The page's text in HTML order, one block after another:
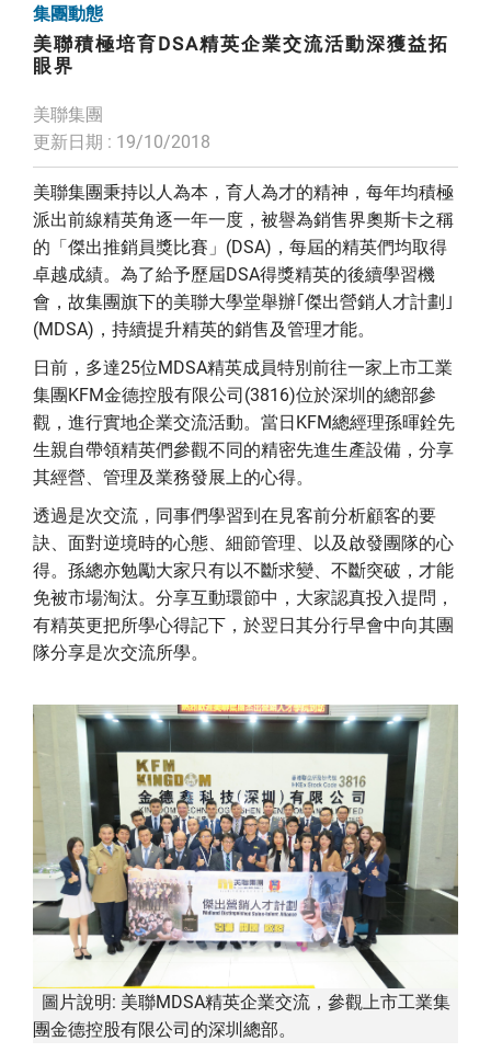
集團動態
美聯積極培育DSA精英企業交流活動深獲益拓
眼界
美聯集團
更新日期 : 19/10/2018
美聯集團秉持以人為本，育人為才的精神，每年均積極
派出前線精英角逐一年一度，被譽為銷售界奧斯卡之稱
的「傑出推銷員獎比賽」(DSA)，每屆的精英們均取得
卓越成績。為了給予歷屆DSA得獎精英的後續學習機
會，故集團旗下的美聯大學堂舉辦｢傑出營銷人才計劃｣
(MDSA)，持續提升精英的銷售及管理才能。
日前，多達25位MDSA精英成員特別前往一家上市工業
集團KFM金德控股有限公司(3816)位於深圳的總部參
觀，進行實地企業交流活動。當日KFM總經理孫暉銓先
生親自帶領精英們參觀不同的精密先進生產設備，分享
其經營、管理及業務發展上的心得。
透過是次交流，同事們學習到在見客前分析顧客的要
訣、面對逆境時的心態、細節管理、以及啟發團隊的心
得。孫總亦勉勵大家只有以不斷求變、不斷突破，才能
免被市場淘汰。分享互動環節中，大家認真投入提問，
有精英更把所學心得記下，於翌日其分行早會中向其團
隊分享是次交流所學。
圖片說明: 美聯MDSA精英企業交流，參觀上市工業集
團金德控股有限公司的深圳總部。